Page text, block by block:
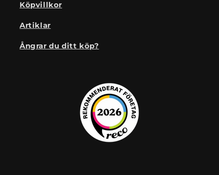
Köpvillkor
Artiklar
Ångrar du ditt köp?